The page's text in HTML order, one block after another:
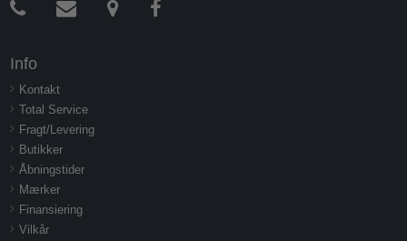
Info
Kontakt
Total Service
Fragt/Levering
Butikker
Åbningstider
Mærker
Finansiering
Vilkår